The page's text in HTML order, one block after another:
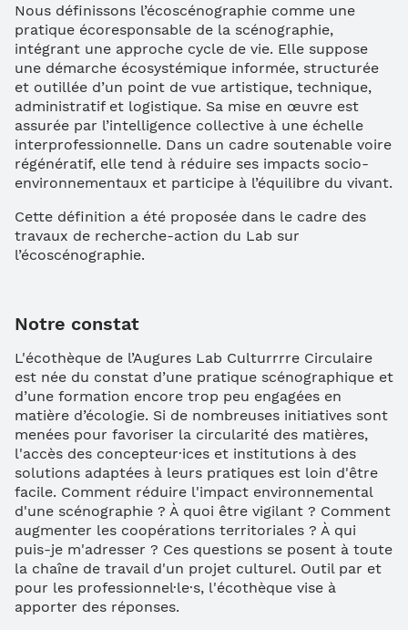
Nous définissons l’écoscénographie comme une
pratique écoresponsable de la scénographie,
intégrant une approche cycle de vie. Elle suppose
une démarche écosystémique informée, structurée
et outillée d’un point de vue artistique, technique,
administratif et logistique. Sa mise en œuvre est
assurée par l’intelligence collective à une échelle
interprofessionnelle. Dans un cadre soutenable voire
régénératif, elle tend à réduire ses impacts socio-
environnementaux et participe à l’équilibre du vivant.
Cette définition a été proposée dans le cadre des
travaux de recherche-action du Lab sur
l’écoscénographie.
Notre constat
L'écothèque de l’Augures Lab Culturrrre Circulaire
est née du constat d’une pratique scénographique et
d’une formation encore trop peu engagées en
matière d’écologie. Si de nombreuses initiatives sont
menées pour favoriser la circularité des matières,
l'accès des concepteur·ices et institutions à des
solutions adaptées à leurs pratiques est loin d'être
facile. Comment réduire l'impact environnemental
d'une scénographie ? À quoi être vigilant ? Comment
augmenter les coopérations territoriales ? À qui
puis-je m'adresser ? Ces questions se posent à toute
la chaîne de travail d'un projet culturel. Outil par et
pour les professionnel·le·s, l'écothèque vise à
apporter des réponses.